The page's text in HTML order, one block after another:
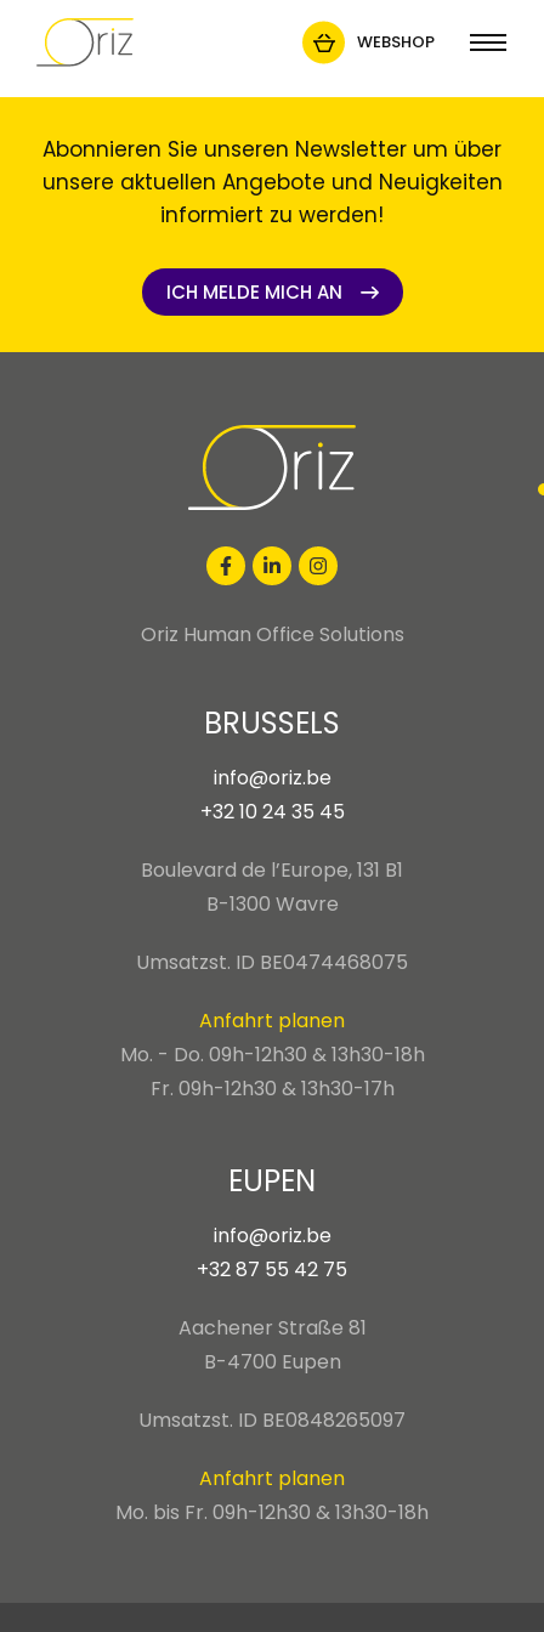
WEBSHOP
Abonnieren Sie unseren Newsletter um über
unsere aktuellen Angebote und Neuigkeiten
informiert zu werden!
ICH MELDE MICH AN
Oriz Human Office Solutions
BRUSSELS
info@oriz.be
+32 10 24 35 45
Boulevard de l’Europe, 131 B1
B-1300 Wavre
Umsatzst. ID BE0474468075
Anfahrt planen
Mo. - Do. 09h-12h30 & 13h30-18h
Fr. 09h-12h30 & 13h30-17h
EUPEN
info@oriz.be
+32 87 55 42 75
Aachener Straße 81
B-4700 Eupen
Umsatzst. ID BE0848265097
Anfahrt planen
Mo. bis Fr. 09h-12h30 & 13h30-18h